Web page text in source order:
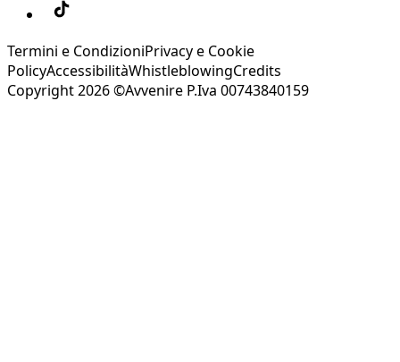
Termini e CondizioniPrivacy e Cookie
PolicyAccessibilitàWhistleblowingCredits
Copyright 2026 ©Avvenire P.Iva 00743840159